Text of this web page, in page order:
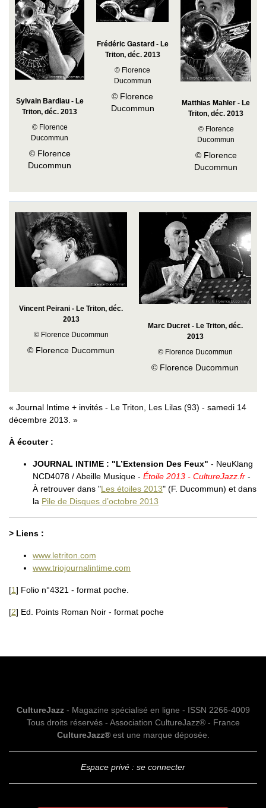
Sylvain Bardiau - Le
Triton, déc. 2013
© Florence
Ducommun
© Florence
Ducommun
Frédéric Gastard - Le
Triton, déc. 2013
© Florence
Ducommun
© Florence
Ducommun
Matthias Mahler - Le
Triton, déc. 2013
© Florence
Ducommun
© Florence
Ducommun
Vincent Peirani - Le Triton, déc.
2013
© Florence Ducommun
© Florence Ducommun
Marc Ducret - Le Triton, déc.
2013
© Florence Ducommun
© Florence Ducommun
Journal Intime + invités - Le Triton, Les Lilas (93) - samedi 14
décembre 2013.
À écouter :
JOURNAL INTIME : "L’Extension Des Feux" - NeuKlang
NCD4078 / Abeille Musique - Étoile 2013 - CultureJazz.fr -
À retrouver dans "Les étoiles 2013" (F. Ducommun) et dans
la Pile de Disques d’octobre 2013
> Liens :
www.letriton.com
www.triojournalintime.com
[1] Folio n°4321 - format poche.
[2] Ed. Points Roman Noir - format poche
CultureJazz- Magazine spécialisé en ligne - ISSN 2266-4009
Tous droits réservés - Association CultureJazz® - France
CultureJazz®est une marque déposée.
Espace privé : se connecter